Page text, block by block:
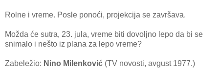
Rolne i vreme. Posle ponoći, projekcija se završava.
Možda će sutra, 23. jula, vreme biti dovoljno lepo da bi se
snimalo i nešto iz plana za lepo vreme?
Zabeležio: Nino Milenković (TV novosti, avgust 1977.)